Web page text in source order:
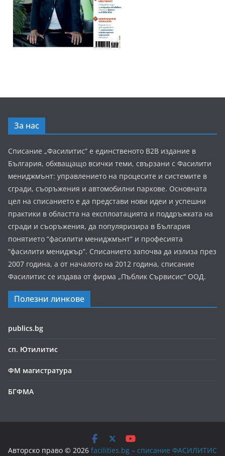
За нас
Списание „Фасилитис” е единственото B2B издание в
България, обхващащо всички теми, свързани с Фасилити
мениджмънт: управлението на процесите и системите в
сгради, съоръжения и автомобилни паркове. Основната
цел на списанието е да представи нови идеи и успешни
практики в областта на експлоатацията и поддръжката на
сгради и съоръжения, да популяризира в България
понятието “фасилити мениджмънт” и професията
“фасилити мениджър”. Списанието започва да излиза през
2007 година, а от началото на 2012 година, списание
Фасилитис се издава от фирма „Пъблик Сървисис“ ООД.
Полезни линкове
publics.bg
сп. Ютилитис
ФМ магистратура
БГФМА
Авторско право © 2026 facilities.bg – списание ФАСИЛИТИС